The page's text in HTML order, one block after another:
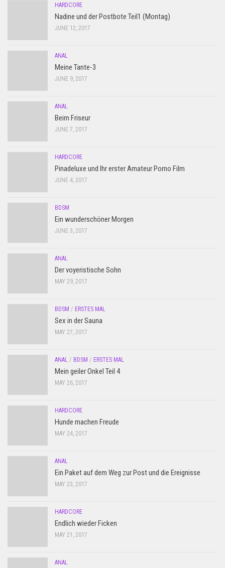
HARDCORE
Nadine und der Postbote Teil1 (Montag)
JUNE 12, 2017
ANAL
Meine Tante-3
JUNE 9, 2017
ANAL
Beim Friseur
JUNE 7, 2017
HARDCORE
Pinadeluxe und Ihr erster Amateur Porno Film
JUNE 4, 2017
BDSM
Ein wunderschöner Morgen
JUNE 3, 2017
ANAL
Der voyeristische Sohn
MAY 29, 2017
BDSM / ERSTES MAL
Sex in der Sauna
MAY 27, 2017
ANAL / BDSM / ERSTES MAL
Mein geiler Onkel Teil 4
MAY 26, 2017
HARDCORE
Hunde machen Freude
MAY 24, 2017
ANAL
Ein Paket auf dem Weg zur Post und die Ereignisse
MAY 23, 2017
HARDCORE
Endlich wieder Ficken
MAY 21, 2017
ANAL